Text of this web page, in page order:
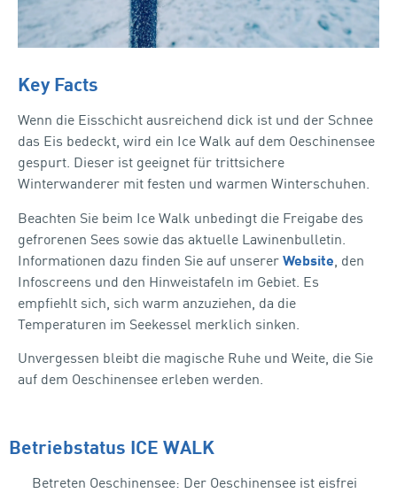
ICE-MAGIC
Key Facts
Wenn die Eisschicht ausreichend dick ist und der Schnee
das Eis bedeckt, wird ein Ice Walk auf dem Oeschinensee
gespurt. Dieser ist geeignet für trittsichere
Winterwanderer mit festen und warmen Winterschuhen.
Beachten Sie beim Ice Walk unbedingt die Freigabe des
gefrorenen Sees sowie das aktuelle Lawinenbulletin.
Informationen dazu finden Sie auf unsererWebsite, den
Infoscreens und den Hinweistafeln im Gebiet. Es
empfiehlt sich, sich warm anzuziehen, da die
Temperaturen im Seekessel merklich sinken.
Unvergessen bleibt die magische Ruhe und Weite, die Sie
auf dem Oeschinensee erleben werden.
Betriebstatus ICE WALK
Betreten Oeschinensee: Der Oeschinensee ist eisfrei